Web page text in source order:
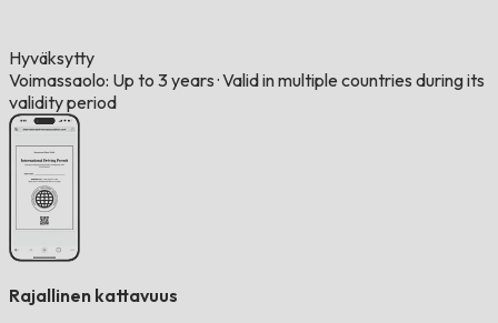
Hyväksytty
Voimassaolo: Up to 3 years ·Valid in multiple countries during its
validity period
Rajallinen kattavuus